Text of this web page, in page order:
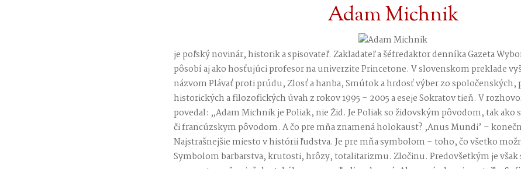
Adam Michnik
je poľský novinár, historik a spisovateľ. Zakladateľ a šéfredaktor denníka Gazeta
pôsobí aj ako hosťujúci profesor na univerzite Princetone. V slovenskom preklade
názvom Plávať proti prúdu, Zlosť a hanba, Smútok a hrdosť výber zo
historických a filozofických úvah z rokov 1995 – 2005 a eseje Sokratov tieň. V
povedal: „Adam Michnik je Poliak, nie Žid. Je Poliak so židovským pôvodom, tak ako
či francúzskym pôvodom. A čo pre mňa znamená holokaust? ,Anus Mundi’ –
Najstrašnejšie miesto v histórii ľudstva. Je pre mňa symbolom – toho, čo všetko
Symbolom barbarstva, krutosti, hrôzy, totalitarizmu. Zločinu. Predovšetkým je však